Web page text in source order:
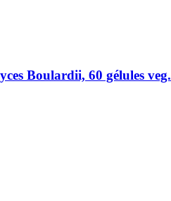
Boulardii, 60 gélules veg.